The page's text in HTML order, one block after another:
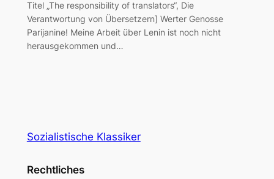
Titel „The responsibility of translators“, Die
Verantwortung von Übersetzern] Werter Genosse
Parijanine! Meine Arbeit über Lenin ist noch nicht
herausgekommen und…
Sozialistische Klassiker
Rechtliches